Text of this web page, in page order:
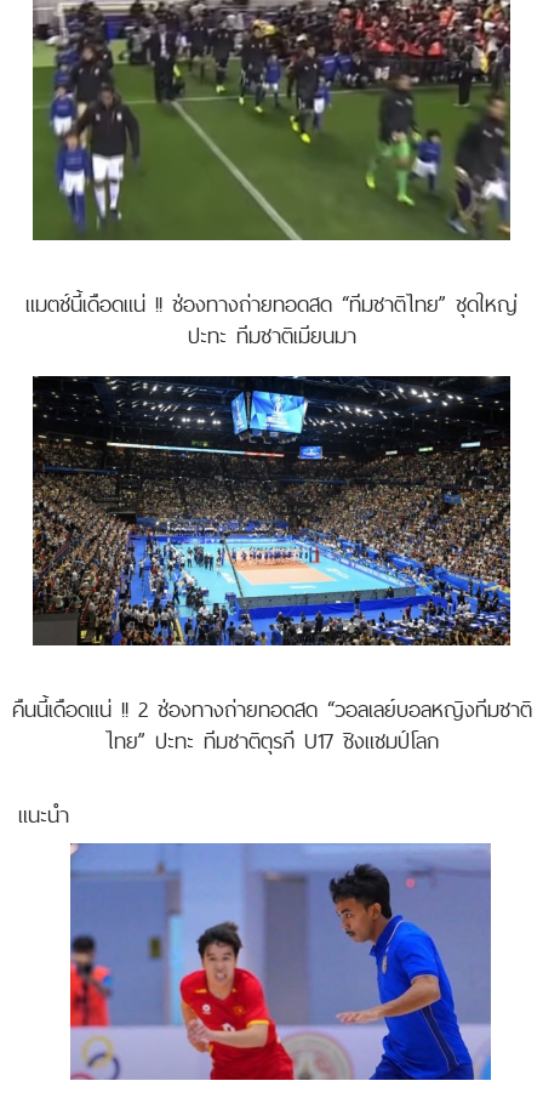
แมตช์นี้เดือดแน่ !! ช่องทางถ่ายทอดสด “ทีมชาติไทย” ชุดใหญ่
ปะทะ ทีมชาติเมียนมา
คืนนี้เดือดแน่ !! 2 ช่องทางถ่ายทอดสด “วอลเลย์บอลหญิงทีมชาติ
ไทย” ปะทะ ทีมชาติตุรกี U17 ชิงแชมป์โลก
แนะนำ